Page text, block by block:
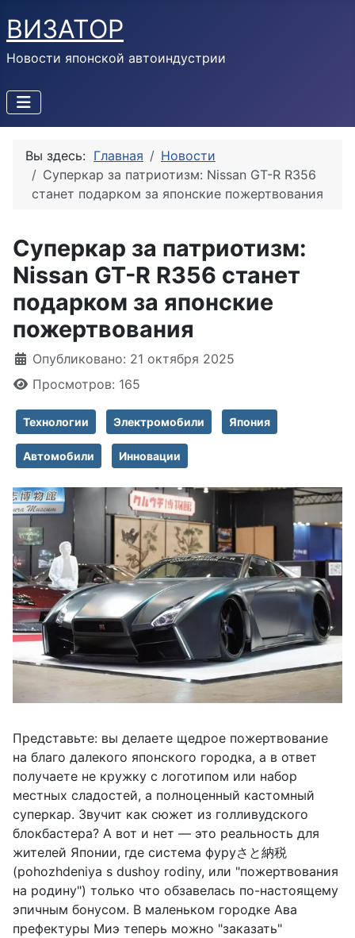
ВИЗАТОР
Новости японской автоиндустрии
Вы здесь: Главная
Новости
Суперкар за патриотизм: Nissan GT-R R356
станет подарком за японские пожертвования
Суперкар за патриотизм:
Nissan GT-R R356 станет
подарком за японские
пожертвования
Информация о материале
Опубликовано: 21 октября 2025
Просмотров: 165
Технологии Электромобили Япония
Автомобили Инновации
Представьте: вы делаете щедрое пожертвование
на благо далекого японского городка, а в ответ
получаете не кружку с логотипом или набор
местных сладостей, а полноценный кастомный
суперкар. Звучит как сюжет из голливудского
блокбастера? А вот и нет — это реальность для
жителей Японии, где система фуруさと納税
(pohozhdeniya s dushoy rodiny, или "пожертвования
на родину") только что обзавелась по-настоящему
эпичным бонусом. В маленьком городке Ава
префектуры Миэ теперь можно "заказать"